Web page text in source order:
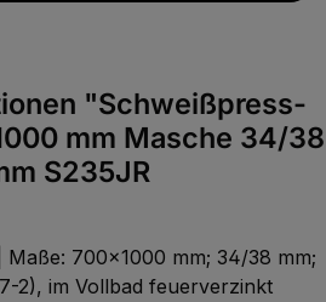
"Schweißpress-
mm Masche 34/38
S235JR
700x1000 mm; 34/38 mm;
2), im Vollbad feuerverzinkt